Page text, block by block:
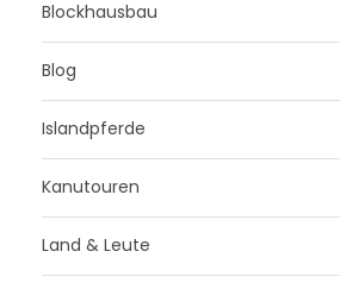
Blockhausbau
Blog
Islandpferde
Kanutouren
Land & Leute